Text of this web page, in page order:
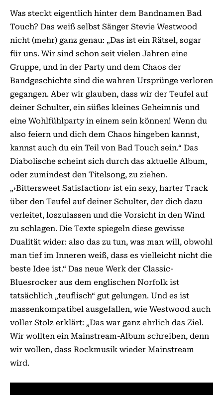
Was steckt eigentlich hinter dem Bandnamen Bad
Touch? Das weiß selbst Sänger Stevie Westwood
nicht (mehr) ganz genau: „Das ist ein Rätsel, sogar
für uns. Wir sind schon seit vielen Jahren eine
Gruppe, und in der Party und dem Chaos der
Bandgeschichte sind die wahren Ursprünge verloren
gegangen. Aber wir glauben, dass wir der Teufel auf
deiner Schulter, ein süßes kleines Geheimnis und
eine Wohlfühlparty in einem sein können! Wenn du
also feiern und dich dem Chaos hingeben kannst,
kannst auch du ein Teil von Bad Touch sein.“ Das
Diabolische scheint sich durch das aktuelle Album,
oder zumindest den Titelsong, zu ziehen.
„›Bittersweet Satisfaction‹ ist ein sexy, harter Track
über den Teufel auf deiner Schulter, der dich dazu
verleitet, loszulassen und die Vorsicht in den Wind
zu schlagen. Die Texte spiegeln diese gewisse
Dualität wider: also das zu tun, was man will, obwohl
man tief im Inneren weiß, dass es vielleicht nicht die
beste Idee ist.“ Das neue Werk der Classic-
Bluesrocker aus dem englischen Norfolk ist
tatsächlich „teuflisch“ gut gelungen. Und es ist
massenkompatibel ausgefallen, wie Westwood auch
voller Stolz erklärt: „Das war ganz ehrlich das Ziel.
Wir wollten ein Mainstream-Album schreiben, denn
wir wollen, dass Rockmusik wieder Mainstream
wird.